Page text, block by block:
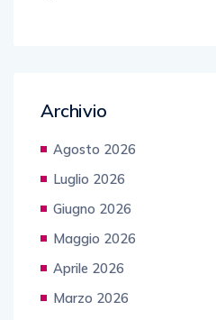
Archivio
Agosto 2026
Luglio 2026
Giugno 2026
Maggio 2026
Aprile 2026
Marzo 2026